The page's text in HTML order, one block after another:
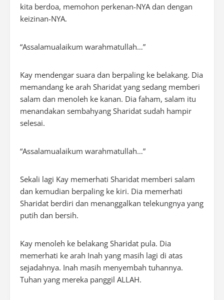
kita berdoa, memohon perkenan-NYA dan dengan
keizinan-NYA.
“Assalamualaikum warahmatullah…”
Kay mendengar suara dan berpaling ke belakang. Dia
memandang ke arah Sharidat yang sedang memberi
salam dan menoleh ke kanan. Dia faham, salam itu
menandakan sembahyang Sharidat sudah hampir
selesai.
“Assalamualaikum warahmatullah…”
Sekali lagi Kay memerhati Sharidat memberi salam
dan kemudian berpaling ke kiri. Dia memerhati
Sharidat berdiri dan menanggalkan telekungnya yang
putih dan bersih.
Kay menoleh ke belakang Sharidat pula. Dia
memerhati ke arah Inah yang masih lagi di atas
sejadahnya. Inah masih menyembah tuhannya.
Tuhan yang mereka panggil ALLAH.